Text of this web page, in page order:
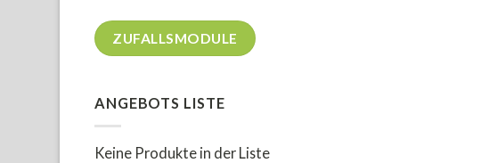
ZUFALLSMODULE
ANGEBOTS LISTE
Keine Produkte in der Liste